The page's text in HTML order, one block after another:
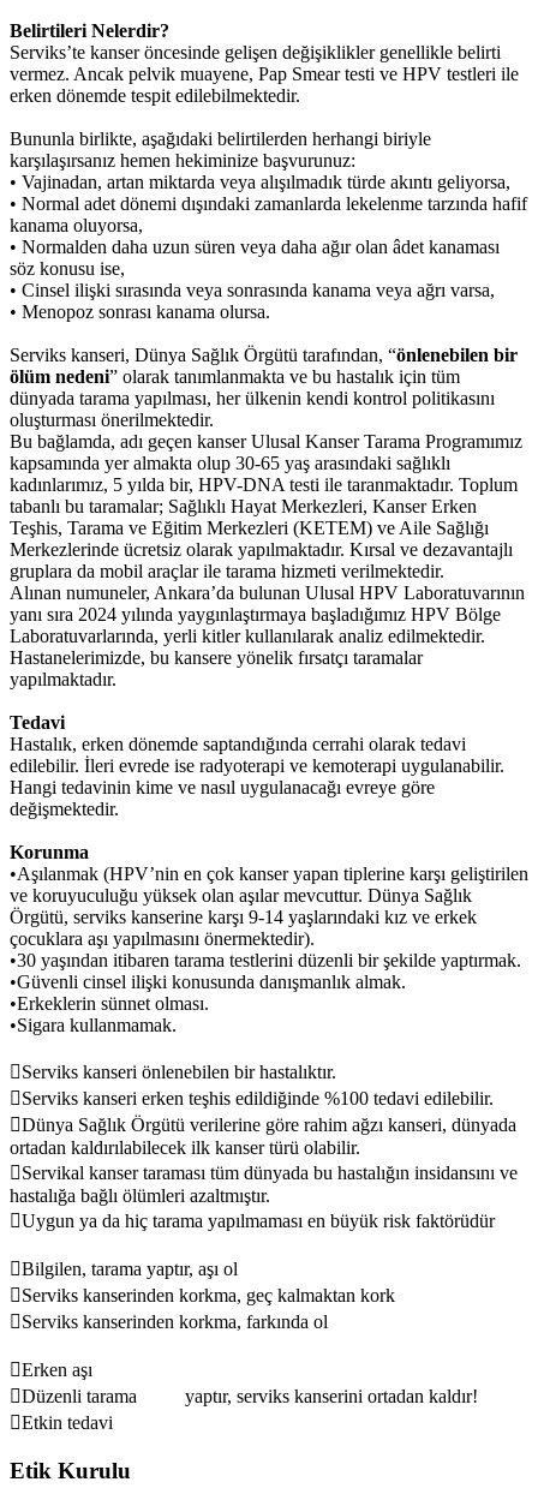
Belirtileri Nelerdir?
Serviks’te kanser öncesinde gelişen değişiklikler genellikle belirti
vermez. Ancak pelvik muayene, Pap Smear testi ve HPV testleri ile
erken dönemde tespit edilebilmektedir.
Bununla birlikte, aşağıdaki belirtilerden herhangi biriyle
karşılaşırsanız hemen hekiminize başvurunuz:
• Vajinadan, artan miktarda veya alışılmadık türde akıntı geliyorsa,
• Normal adet dönemi dışındaki zamanlarda lekelenme tarzında hafif
kanama oluyorsa,
• Normalden daha uzun süren veya daha ağır olan âdet kanaması
söz konusu ise,
• Cinsel ilişki sırasında veya sonrasında kanama veya ağrı varsa,
• Menopoz sonrası kanama olursa.
Serviks kanseri, Dünya Sağlık Örgütü tarafından, “önlenebilen bir
ölüm nedeni” olarak tanımlanmakta ve bu hastalık için tüm
dünyada tarama yapılması, her ülkenin kendi kontrol politikasını
oluşturması önerilmektedir.
Bu bağlamda, adı geçen kanser Ulusal Kanser Tarama Programımız
kapsamında yer almakta olup 30-65 yaş arasındaki sağlıklı
kadınlarımız, 5 yılda bir, HPV-DNA testi ile taranmaktadır. Toplum
tabanlı bu taramalar; Sağlıklı Hayat Merkezleri, Kanser Erken
Teşhis, Tarama ve Eğitim Merkezleri (KETEM) ve Aile Sağlığı
Merkezlerinde ücretsiz olarak yapılmaktadır. Kırsal ve dezavantajlı
gruplara da mobil araçlar ile tarama hizmeti verilmektedir.
Alınan numuneler, Ankara’da bulunan Ulusal HPV Laboratuvarının
yanı sıra 2024 yılında yaygınlaştırmaya başladığımız HPV Bölge
Laboratuvarlarında, yerli kitler kullanılarak analiz edilmektedir.
Hastanelerimizde, bu kansere yönelik fırsatçı taramalar
yapılmaktadır.
Tedavi
Hastalık, erken dönemde saptandığında cerrahi olarak tedavi
edilebilir. İleri evrede ise radyoterapi ve kemoterapi uygulanabilir.
Hangi tedavinin kime ve nasıl uygulanacağı evreye göre
değişmektedir.
Korunma
•Aşılanmak (HPV’nin en çok kanser yapan tiplerine karşı geliştirilen
ve koruyuculuğu yüksek olan aşılar mevcuttur. Dünya Sağlık
Örgütü, serviks kanserine karşı 9-14 yaşlarındaki kız ve erkek
çocuklara aşı yapılmasını önermektedir).
•30 yaşından itibaren tarama testlerini düzenli bir şekilde yaptırmak.
•Güvenli cinsel ilişki konusunda danışmanlık almak.
•Erkeklerin sünnet olması.
•Sigara kullanmamak.
Serviks kanseri önlenebilen bir hastalıktır.
Serviks kanseri erken teşhis edildiğinde %100 tedavi edilebilir.
Dünya Sağlık Örgütü verilerine göre rahim ağzı kanseri, dünyada
ortadan kaldırılabilecek ilk kanser türü olabilir.
Servikal kanser taraması tüm dünyada bu hastalığın insidansını ve
hastalığa bağlı ölümleri azaltmıştır.
Uygun ya da hiç tarama yapılmaması en büyük risk faktörüdür
Bilgilen, tarama yaptır, aşı ol
Serviks kanserinden korkma, geç kalmaktan kork
Serviks kanserinden korkma, farkında ol
Erken aşı
Düzenli tarama yaptır, serviks kanserini ortadan kaldır!
Etkin tedavi
Etik Kurulu